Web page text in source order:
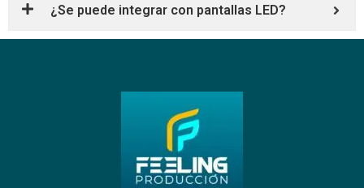
¿Se puede integrar con pantallas LED?